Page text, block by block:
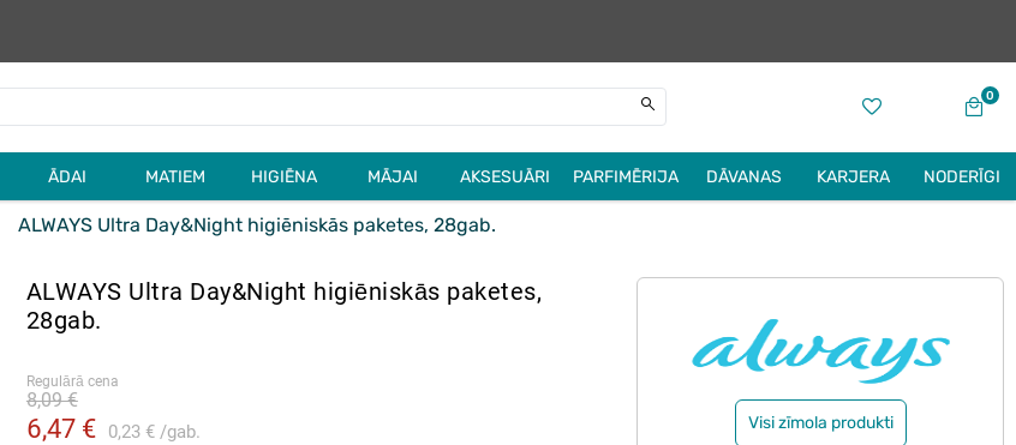
0
ĀDAI MATIEM HIGIĒNA MĀJAI AKSESUĀRI PARFIMĒRIJA DĀVANAS KARJERA NODERĪGI
ALWAYS Ultra Day&Night higiēniskās paketes, 28gab.
ALWAYS Ultra Day&Night higiēniskās paketes,
28gab.
Regulārā cena
6,47 € 0,23 € gab.
8,09 €
Visi zīmola produkti